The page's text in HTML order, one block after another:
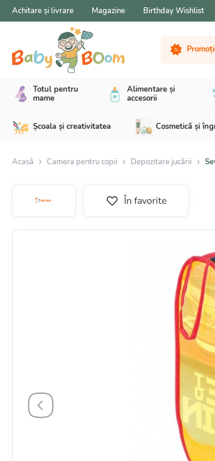
Achitare și livrare Magazine Birthday Wishlist
Totul pentru
mame
Alimentare și
accesorii
Școala și creativitatea Cosmetică și
Acasă Camera pentru copii Depozitare jucării
În favorite